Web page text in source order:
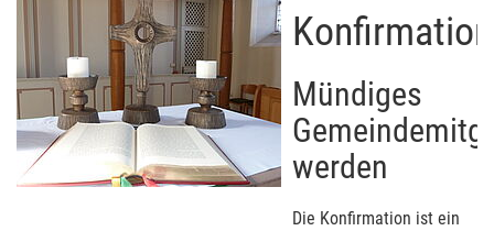
Konfirmation
Mündiges
werden
Die Konfirmation ist ein